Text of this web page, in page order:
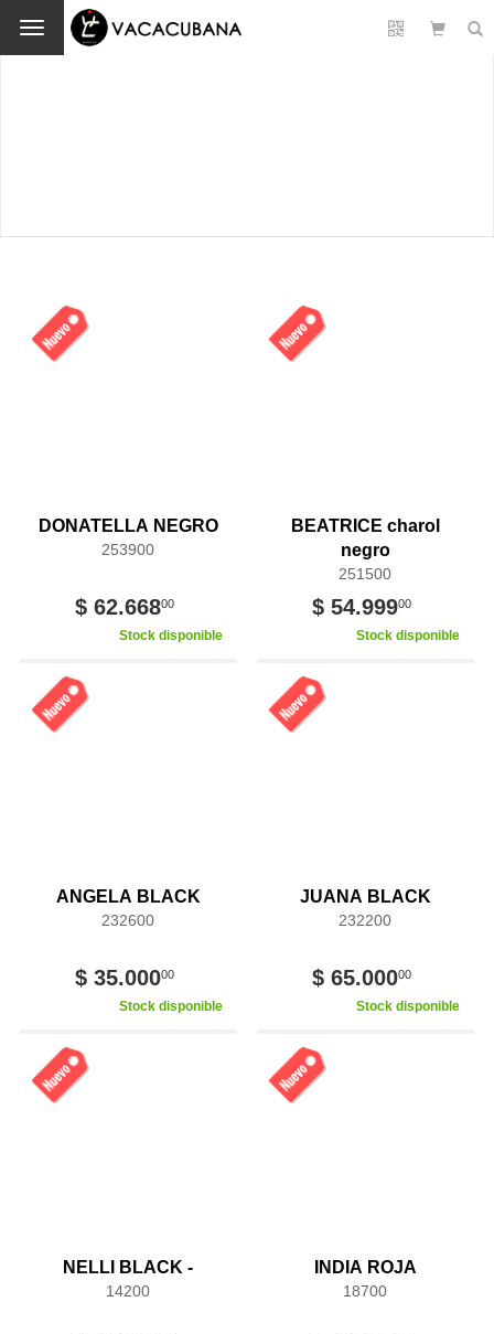
Cambio
DONATELLA NEGRO
253900
$ 62.66800
Stock disponible
BEATRICE charol
negro
251500
$ 54.99900
Stock disponible
ANGELA BLACK
232600
$ 35.00000
Stock disponible
JUANA BLACK
232200
$ 65.00000
Stock disponible
NELLI BLACK -
14200
INDIA ROJA
18700